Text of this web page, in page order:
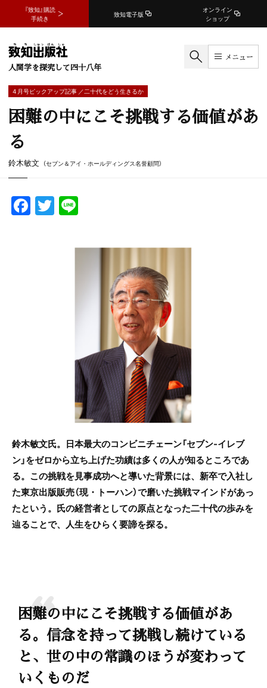
『致知』購読
手続き
致知電子版
オンライン
ショップ
人間学を探究して四十八年
メニュー
4 月号ピックアップ記事 ／二十代をどう生きるか
困難の中にこそ挑戦する価値があ
る
鈴木敏文 （セブン＆アイ・ホールディングス名誉顧問）
F
a
T
w
e
鈴木敏文氏。日本最大のコンビニチェーン「セブン-イレブ
ン」をゼロから立ち上げた功績は多くの人が知るところであ
る。この挑戦を見事成功へと導いた背景には、新卒で入社し
た東京出版販売（現・トーハン）で磨いた挑戦マインドがあっ
たという。氏の経営者としての原点となった二十代の歩みを
辿ることで、人生をひらく要諦を探る。
困難の中にこそ挑戦する価値があ
る。信念を持って挑戦し続けている
と、世の中の常識のほうが変わって
いくものだ